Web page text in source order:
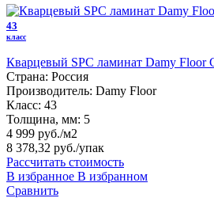
43
класс
Кварцевый SPC ламинат Damy Floor
Страна: Россия
Производитель: Damy Floor
Класс: 43
Толщина, мм: 5
4 999 руб./м2
8 378,32 руб./упак
Рассчитать стоимость
В избранное В избранном
Сравнить